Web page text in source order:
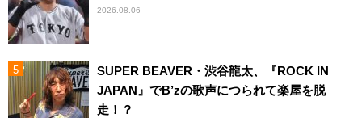
2026.08.06
SUPER BEAVER・渋谷龍太、『ROCK IN
JAPAN』でB’zの歌声につられて楽屋を脱
走！？